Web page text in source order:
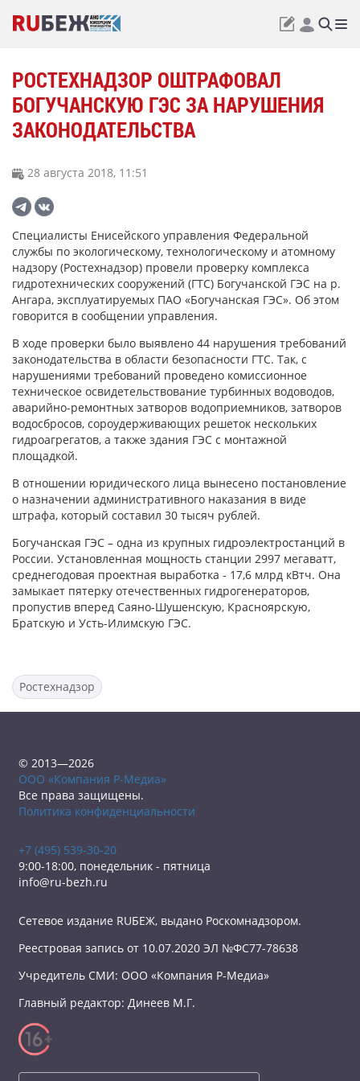
РОСТЕХНАДЗОР ОШТРАФОВАЛ
БОГУЧАНСКУЮ ГЭС ЗА НАРУШЕНИЯ
ЗАКОНОДАТЕЛЬСТВА
28 августа 2018, 11:51
Специалисты Енисейского управления Федеральной
службы по экологическому, технологическому и атомному
надзору (Ростехнадзор) провели проверку комплекса
гидротехнических сооружений (ГТС) Богучанской ГЭС на р.
Ангара, эксплуатируемых ПАО «Богучанская ГЭС». Об этом
говорится в сообщении управления.
В ходе проверки было выявлено 44 нарушения требований
законодательства в области безопасности ГТС. Так, с
нарушениями требований проведено комиссионное
техническое освидетельствование турбинных водоводов,
аварийно-ремонтных затворов водоприемников, затворов
водосбросов, сороудерживающих решеток нескольких
гидроагрегатов, а также здания ГЭС с монтажной
площадкой.
В отношении юридического лица вынесено постановление
о назначении административного наказания в виде
штрафа, который составил 30 тысяч рублей.
Богучанская ГЭС – одна из крупных гидроэлектростанций в
России. Установленная мощность станции 2997 мегаватт,
среднегодовая проектная выработка - 17,6 млрд кВтч. Она
замыкает пятерку отечественных гидрогенераторов,
пропустив вперед Саяно-Шушенскую, Красноярскую,
Братскую и Усть-Илимскую ГЭС.
Ростехнадзор
© 2013—2026
ООО «Компания Р-Медиа»
Все права защищены.
Политика конфиденциальности
+7 (495) 539-30-20
9:00-18:00, понедельник - пятница
info@ru-bezh.ru
Сетевое издание RUБЕЖ, выдано Роскомнадзором.
Реестровая запись от 10.07.2020 ЭЛ №ФС77-78638
Учредитель СМИ: ООО «Компания Р-Медиа»
Главный редактор: Динеев М.Г.